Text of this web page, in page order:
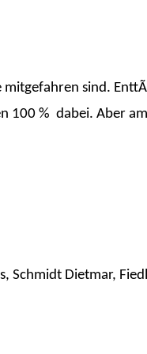
sind.
100 % dabei. Aber
Schmidt Dietmar,